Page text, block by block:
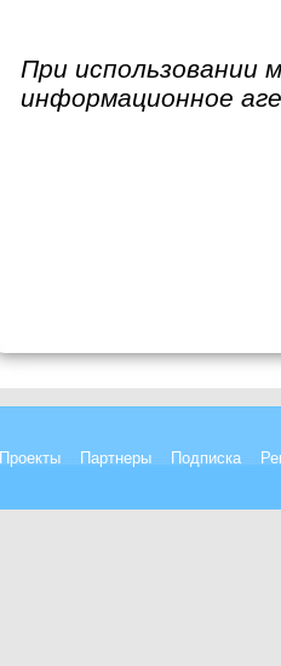
При использовании
информационное
Проекты Партнеры Подписка